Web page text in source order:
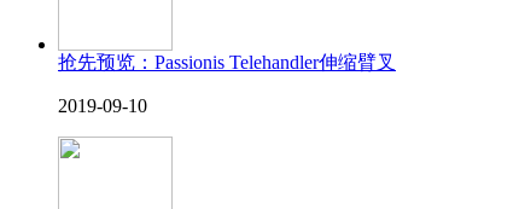
抢先预览：Passionis Telehandler伸缩臂叉
2019-09-10